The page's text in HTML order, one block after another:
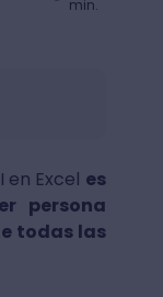
min.
en Excel es
persona
todas las